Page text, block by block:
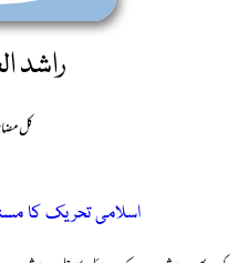
راشد
کل
اسلامی تحریک کا